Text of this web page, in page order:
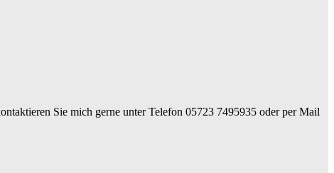
Sie mich gerne unter Telefon 05723 7495935 oder per Mail